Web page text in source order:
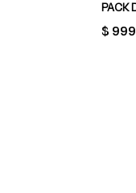
PRICE:
$ 999